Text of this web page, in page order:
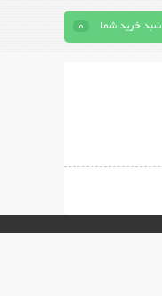
سبد خرید شما 0